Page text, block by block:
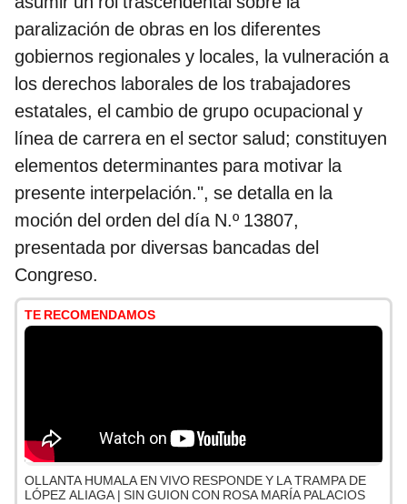
paralización de obras en los diferentes
gobiernos regionales y locales, la vulneración a
los derechos laborales de los trabajadores
estatales, el cambio de grupo ocupacional y
línea de carrera en el sector salud; constituyen
elementos determinantes para motivar la
presente interpelación.", se detalla en la
moción del orden del día N.º 13807,
presentada por diversas bancadas del
Congreso.
TE RECOMENDAMOS
OLLANTA HUMALA EN VIVO RESPONDE Y LA TRAMPA DE
LÓPEZ ALIAGA | SIN GUION CON ROSA MARÍA PALACIOS